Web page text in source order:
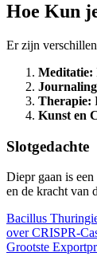
Hoe Kun
Er zijn
Meditatie:
Therapie:
Kunst en
Slotgedachte
Diepr gaan is
en de kracht van
Bacillus
over CRISPR-
Grootste